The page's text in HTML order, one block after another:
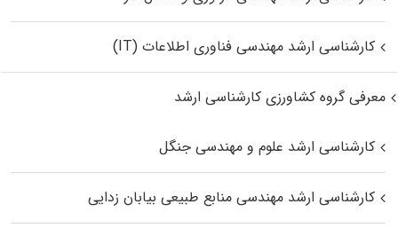
کارشناسی ارشد مهندسی فناوری اطلاعات (IT)
معرفی گروه کشاورزی کارشناسی ارشد
کارشناسی ارشد علوم و مهندسی جنگل
کارشناسی ارشد مهندسی منابع طبیعی بیابان زدایی